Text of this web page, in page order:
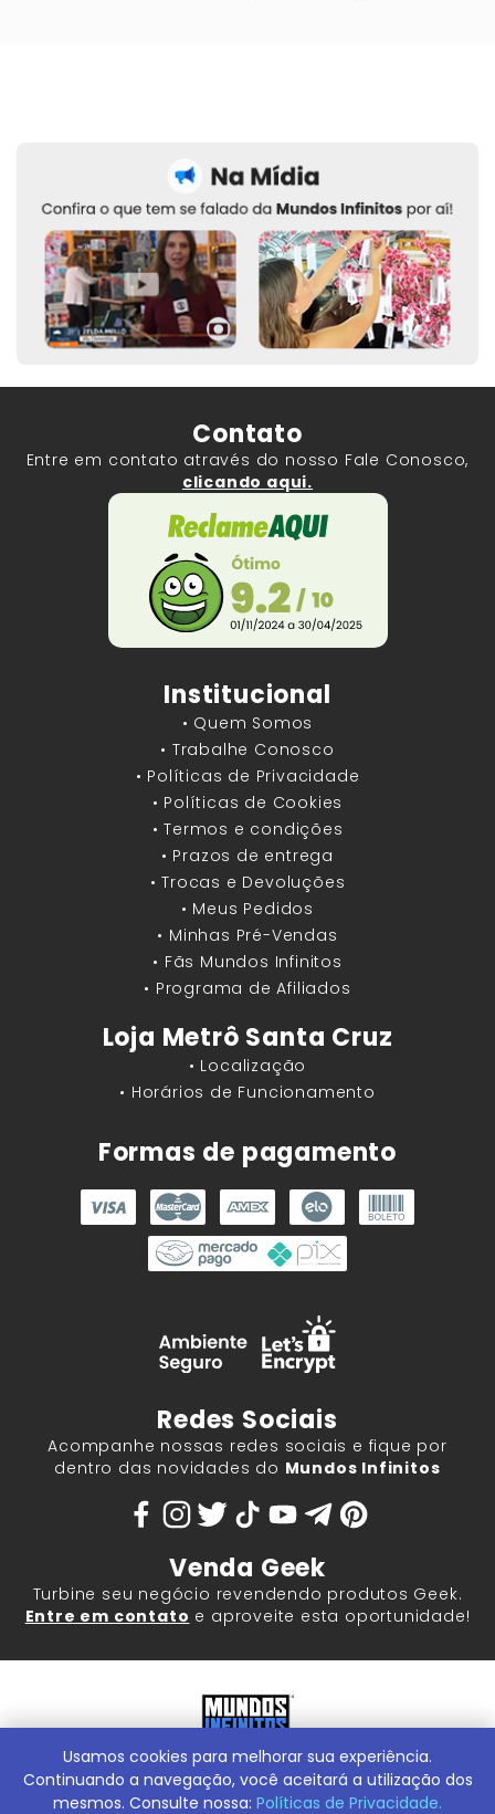
Contato
Entre em contato através do nosso Fale Conosco,
clicando aqui.
Institucional
• Quem Somos
• Trabalhe Conosco
• Políticas de Privacidade
• Políticas de Cookies
• Termos e condições
• Prazos de entrega
• Trocas e Devoluções
• Meus Pedidos
• Minhas Pré-Vendas
• Fãs Mundos Infinitos
• Programa de Afiliados
Loja Metrô Santa Cruz
• Localização
• Horários de Funcionamento
Formas de pagamento
Redes Sociais
Acompanhe nossas redes sociais e fique por
dentro das novidades do Mundos Infinitos
Venda Geek
Turbine seu negócio revendendo produtos Geek.
Entre em contato e aproveite esta oportunidade!
Mundos Infinitos - Publicações e Geek Store |ContentStuff
Publicações e Assinaturas Ltda. CNPJ - 05.859.917/0001-60.
Conheça nossa Loja Física:Rua Machado Bitencourt, 291 -
Usamos cookies para melhorar sua experiência.
Continuando a navegação, você aceitará a utilização dos
mesmos. Consulte nossa: Políticas de Privacidade.